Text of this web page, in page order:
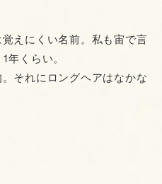
えにくい名前。私も宙で言
年くらい。
それにロングヘアはなかな